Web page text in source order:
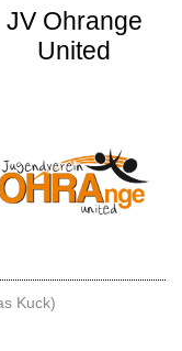
JV Ohrange
United
Kuck)